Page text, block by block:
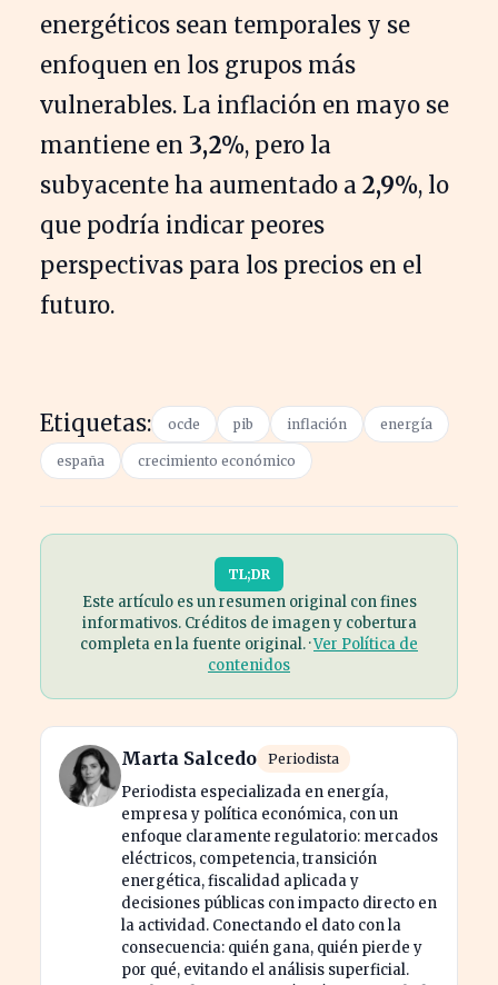
energéticos sean temporales y se
enfoquen en los grupos más
vulnerables. La inflación en mayo se
mantiene en 3,2%, pero la
subyacente ha aumentado a 2,9%, lo
que podría indicar peores
perspectivas para los precios en el
futuro.
Etiquetas: ocde pib inflación energía
españa crecimiento económico
TL;DR
Este artículo es un resumen original con fines
informativos. Créditos de imagen y cobertura
completa en la fuente original. ·Ver Política de
contenidos
Marta Salcedo Periodista
Periodista especializada en energía,
empresa y política económica, con un
enfoque claramente regulatorio: mercados
eléctricos, competencia, transición
energética, fiscalidad aplicada y
decisiones públicas con impacto directo en
la actividad. Conectando el dato con la
consecuencia: quién gana, quién pierde y
por qué, evitando el análisis superficial.